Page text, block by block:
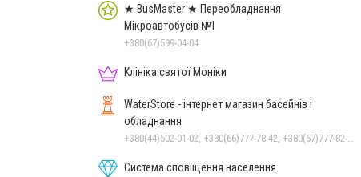
★ BusMaster ★ Переобладнання
Мікроавтобусів №1
+380(67)599-04-04
Клініка святої Моніки
WaterStore - інтернет магазин басейнів і
обладнання
Система сповіщення населення